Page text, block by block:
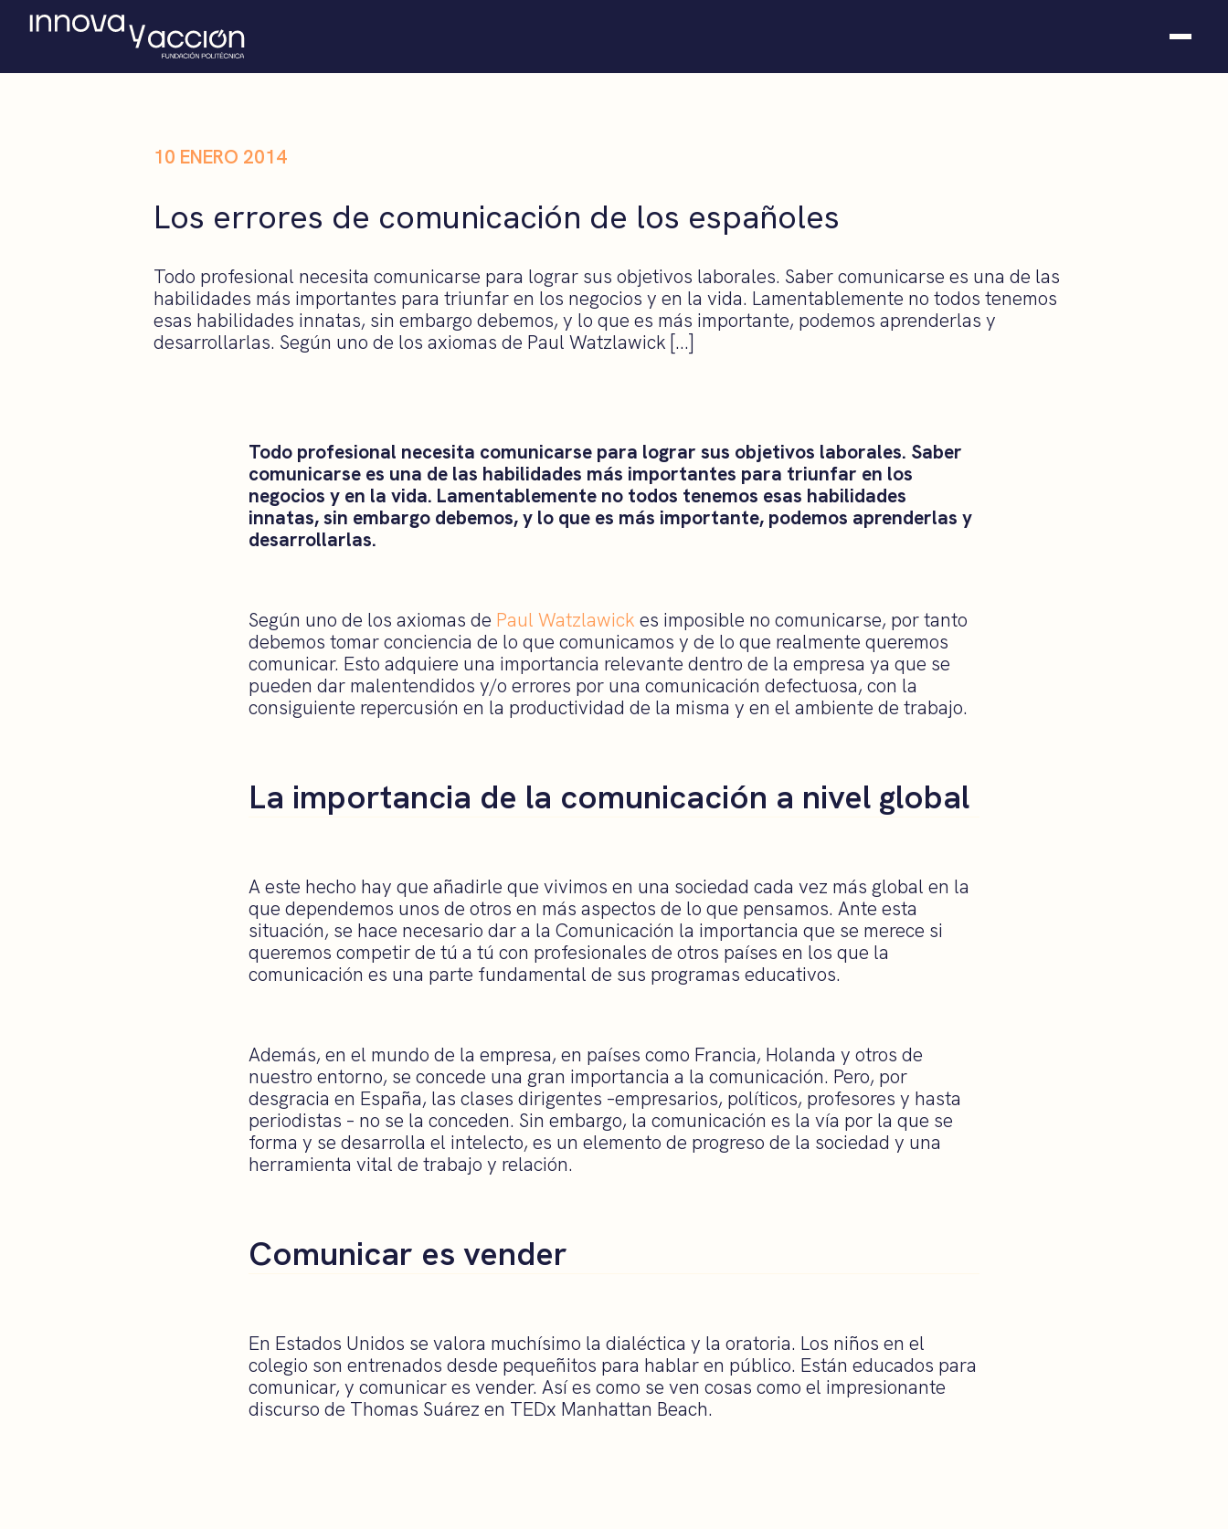
10 ENERO 2014
Los errores de comunicación de los españoles
Todo profesional necesita comunicarse para lograr sus objetivos laborales. Saber comunicarse es una de las
habilidades más importantes para triunfar en los negocios y en la vida. Lamentablemente no todos tenemos
esas habilidades innatas, sin embargo debemos, y lo que es más importante, podemos aprenderlas y
desarrollarlas. Según uno de los axiomas de Paul Watzlawick […]
Todo profesional necesita comunicarse para lograr sus objetivos laborales. Saber
comunicarse es una de las habilidades más importantes para triunfar en los
negocios y en la vida. Lamentablemente no todos tenemos esas habilidades
innatas, sin embargo debemos, y lo que es más importante, podemos aprenderlas y
desarrollarlas.
Según uno de los axiomas de Paul Watzlawick es imposible no comunicarse, por tanto
debemos tomar conciencia de lo que comunicamos y de lo que realmente queremos
comunicar. Esto adquiere una importancia relevante dentro de la empresa ya que se
pueden dar malentendidos y/o errores por una comunicación defectuosa, con la
consiguiente repercusión en la productividad de la misma y en el ambiente de trabajo.
La importancia de la comunicación a nivel global
A este hecho hay que añadirle que vivimos en una sociedad cada vez más global en la
que dependemos unos de otros en más aspectos de lo que pensamos. Ante esta
situación, se hace necesario dar a la Comunicación la importancia que se merece si
queremos competir de tú a tú con profesionales de otros países en los que la
comunicación es una parte fundamental de sus programas educativos.
Además, en el mundo de la empresa, en países como Francia, Holanda y otros de
nuestro entorno, se concede una gran importancia a la comunicación. Pero, por
desgracia en España, las clases dirigentes –empresarios, políticos, profesores y hasta
periodistas – no se la conceden. Sin embargo, la comunicación es la vía por la que se
forma y se desarrolla el intelecto, es un elemento de progreso de la sociedad y una
herramienta vital de trabajo y relación.
Comunicar es vender
En Estados Unidos se valora muchísimo la dialéctica y la oratoria. Los niños en el
colegio son entrenados desde pequeñitos para hablar en público. Están educados para
comunicar, y comunicar es vender. Así es como se ven cosas como el impresionante
discurso de Thomas Suárez en TEDx Manhattan Beach.